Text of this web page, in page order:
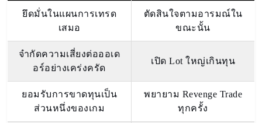
ยึดมั่นในแผนการเทรด
เสมอ
ตัดสินใจตามอารมณ์ใน
ขณะนั้น
จำกัดความเสี่ยงต่อออเด
อร์อย่างเคร่งครัด
เปิด Lot ใหญ่เกินทุน
ยอมรับการขาดทุนเป็น
ส่วนหนึ่งของเกม
พยายาม Revenge Trade
ทุกครั้ง